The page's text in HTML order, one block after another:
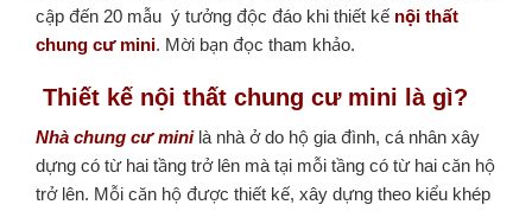
cập đến 20 mẫu ý tưởng độc đáo khi thiết kế nội thất
chung cư mini. Mời bạn đọc tham khảo.
Thiết kế nội thất chung cư mini là gì?
Nhà chung cư mini là nhà ở do hộ gia đình, cá nhân xây
dựng có từ hai tầng trở lên mà tại mỗi tầng có từ hai căn hộ
trở lên. Mỗi căn hộ được thiết kế, xây dựng theo kiểu khép